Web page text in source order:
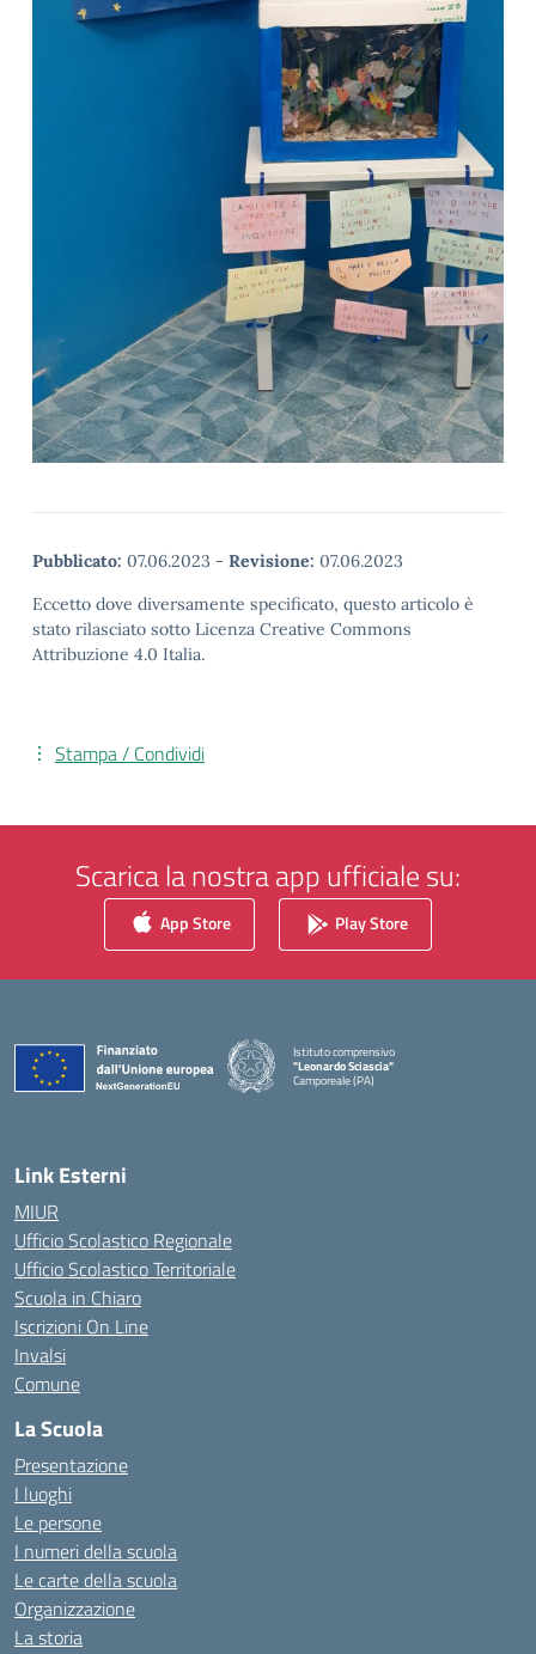
Pubblicato: 07.06.2023 - Revisione: 07.06.2023
Eccetto dove diversamente specificato, questo articolo è
stato rilasciato sotto Licenza Creative Commons
Attribuzione 4.0 Italia.
Stampa / Condividi
Scarica la nostra app ufficiale su:
App Store Play Store
Istituto comprensivo
"Leonardo Sciascia"
Camporeale (PA)
— Visita la pagina iniziale della scuola
Link Esterni
MIUR
Ufficio Scolastico Regionale
Ufficio Scolastico Territoriale
Scuola in Chiaro
Iscrizioni On Line
Invalsi
Comune
La Scuola
Presentazione
I luoghi
Le persone
I numeri della scuola
Le carte della scuola
Organizzazione
La storia